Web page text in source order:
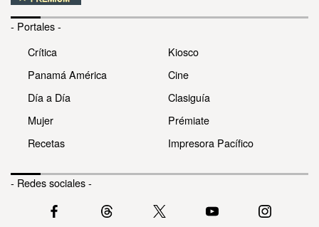
- Portales -
Crítica
Panamá América
Día a Día
Mujer
Recetas
Kiosco
Cine
Clasiguía
Prémiate
Impresora Pacífico
- Redes sociales -